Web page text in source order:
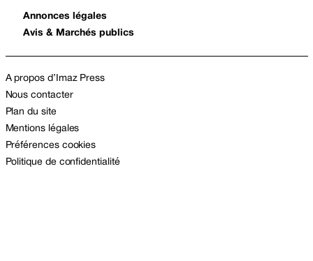
Annonces légales
Avis & Marchés publics
A propos d’Imaz Press
Nous contacter
Plan du site
Mentions légales
Préférences cookies
Politique de confidentialité